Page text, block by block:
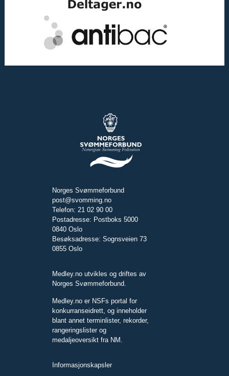
Norges Svømmeforbund
post@svomming.no
Telefon: 21 02 90 00
Postadresse: Postboks 5000
0840 Oslo
Besøksadresse: Sognsveien 73
0855 Oslo
Medley.no utvikles og driftes av
Norges Svømmeforbund.
Medley.no er NSFs portal for
konkurranseidrett, og inneholder
blant annet terminlister, rekorder,
rangeringslister og
medaljeoversikt fra NM.
Informasjonskapsler